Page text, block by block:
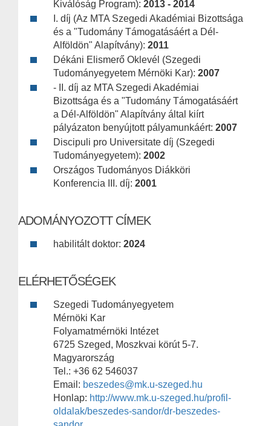
Kiválóság Program): 2013 - 2014
I. díj (Az MTA Szegedi Akadémiai Bizottsága
és a "Tudomány Támogatásáért a Dél-
Alföldön" Alapítvány): 2011
Dékáni Elismerő Oklevél (Szegedi
Tudományegyetem Mérnöki Kar): 2007
- II. díj az MTA Szegedi Akadémiai
Bizottsága és a "Tudomány Támogatásáért
a Dél-Alföldön" Alapítvány által kiírt
pályázaton benyújtott pályamunkáért: 2007
Discipuli pro Universitate díj (Szegedi
Tudományegyetem): 2002
Országos Tudományos Diákköri
Konferencia III. díj: 2001
ADOMÁNYOZOTT CÍMEK
habilitált doktor: 2024
ELÉRHETŐSÉGEK
Szegedi Tudományegyetem
Mérnöki Kar
Folyamatmérnöki Intézet
6725 Szeged, Moszkvai körút 5-7.
Magyarország
Tel.: +36 62 546037
Email: beszedes@mk.u-szeged.hu
Honlap: http://www.mk.u-szeged.hu/profil-
oldalak/beszedes-sandor/dr-beszedes-